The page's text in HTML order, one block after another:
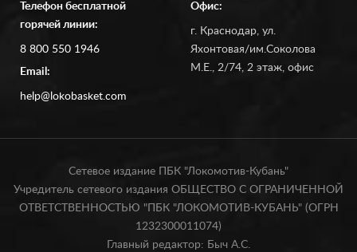
Телефон бесплатной
горячей линии:
8 800 550 1946
Email:
help@lokobasket.com
Офис:
г. Краснодар, ул.
Яхонтовая/им.Соколова
М.Е., 2/74, 2 этаж, офис
Сетевое издание ПБК "Локомотив-Кубань"
Учредитель сетевого издания ОБЩЕСТВО С ОГРАНИЧЕННОЙ
ОТВЕТСТВЕННОСТЬЮ "ПБК "ЛОКОМОТИВ-КУБАНЬ" (ОГРН
1232300011074)
Главный редактор: Быч А.С.